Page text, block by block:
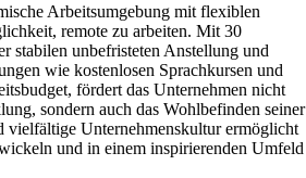
Arbeitsumgebung mit flexiblen
remote zu arbeiten. Mit 30
stabilen unbefristeten Anstellung und
wie kostenlosen Sprachkursen und
fördert das Unternehmen nicht
sondern auch das Wohlbefinden seiner
vielfältige Unternehmenskultur ermöglicht
und in einem inspirierenden Umfeld